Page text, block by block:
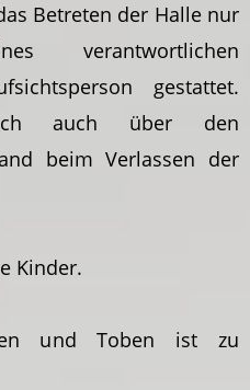
Betreten der Halle nur
verantwortlichen
gestattet.
auch über den
beim Verlassen der
Kinder.
und Toben ist zu